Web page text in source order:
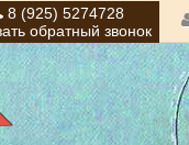
8 (925) 5274728
обратный звонок